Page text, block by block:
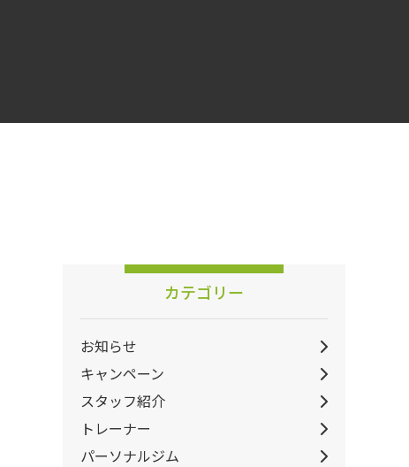
カテゴリー
お知らせ
キャンペーン
スタッフ紹介
トレーナー
パーソナルジム